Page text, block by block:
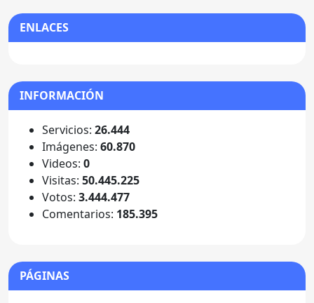
ENLACES
INFORMACIÓN
Servicios: 26.444
Imágenes: 60.870
Videos: 0
Visitas: 50.445.225
Votos: 3.444.477
Comentarios: 185.395
PÁGINAS